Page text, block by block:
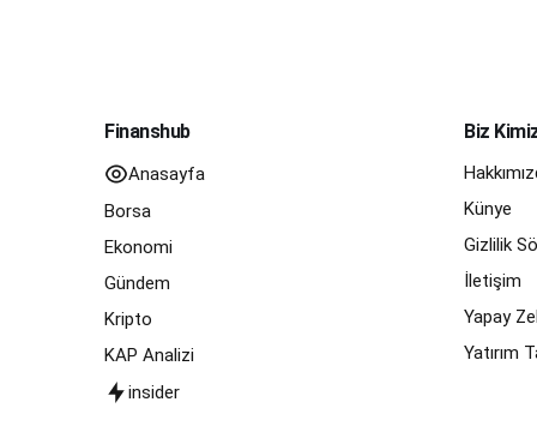
Finanshub
Anasayfa
Borsa
Ekonomi
Gündem
Kripto
KAP Analizi
insider
Biz
Künye
Gizlilik
İletişim
Yapay
Yatırım